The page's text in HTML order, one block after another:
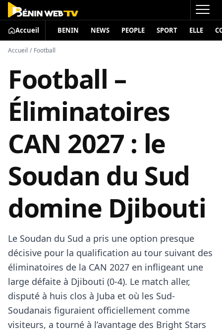
Accueil BENIN NEWS PEOPLE SPORT ELLE
Accueil / Football
Football –
Éliminatoires
CAN 2027 : le
Soudan du Sud
domine Djibouti
Le Soudan du Sud a pris une option presque
décisive pour la qualification au tour suivant des
éliminatoires de la CAN 2027 en infligeant une
large défaite à Djibouti (0-4). Le match aller,
disputé à huis clos à Juba et où les Sud-
Soudanais figuraient officiellement comme
visiteurs, a tourné à l’avantage des Bright Stars